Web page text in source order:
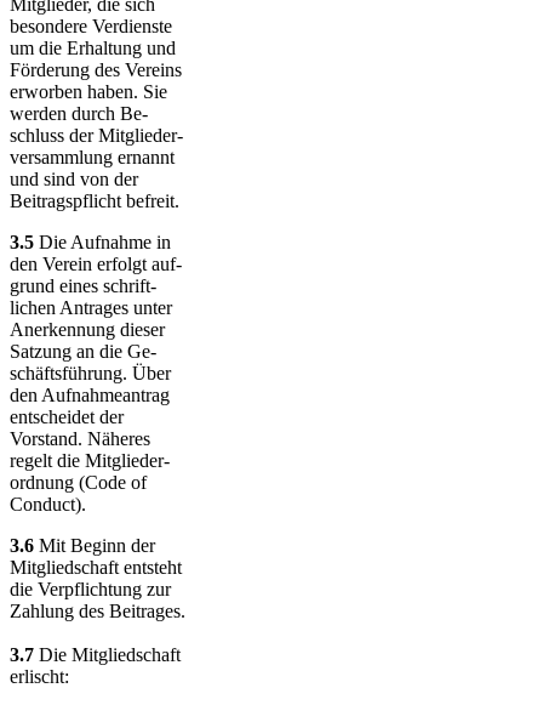
besondere Ver­dienste
um die Erhaltung und
Förderung des Vereins
erworben haben. Sie
werden durch Be­
schluss der Mitglieder­
versamm­lung ernannt
und sind von der
Beitragspflicht befreit.
3.5 Die Aufnahme in
den Verein erfolgt auf­
grund eines schrift­
lichen An­tra­ges unter
An­er­ken­nung dieser
Satzung an die Ge­
schäftsf­üh­rung. Über
den Aufnahme­an­trag
entscheidet der
Vorstand. Näheres
regelt die Mit­glieder­
ord­nung (Code of
Conduct).
3.6 Mit Beginn der
Mitgliedschaft entsteht
die Verpflichtung zur
Zahlung des Beitrages.
3.7 Die Mitgliedschaft
erlischt: